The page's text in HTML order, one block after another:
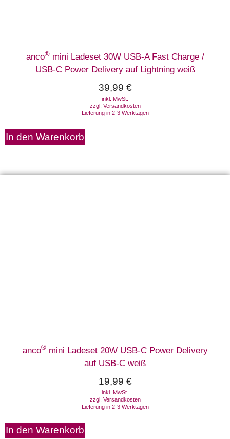
anco®mini Ladeset 30W USB-A Fast Charge /
USB-C Power Delivery auf Lightning weiß
39,99 €
inkl. MwSt.
zzgl. Versandkosten
Lieferung in 2-3 Werktagen
In den Warenkorb
anco®mini Ladeset 20W USB-C Power Delivery
auf USB-C weiß
19,99 €
inkl. MwSt.
zzgl. Versandkosten
Lieferung in 2-3 Werktagen
In den Warenkorb